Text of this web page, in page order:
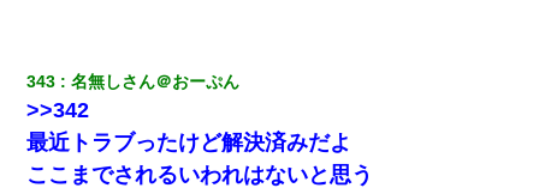
我が家のガレージに見知らぬ車。俺「もしもし、玄関にもシャッ
ターリモコンあるだろ？DOWNのボタン押してｗ」→ 待つこと１
時間弱・・・
343 名無しさん＠おーぷん
>>342
最近トラブったけど解決済みだよ
ここまでされるいわれはないと思う